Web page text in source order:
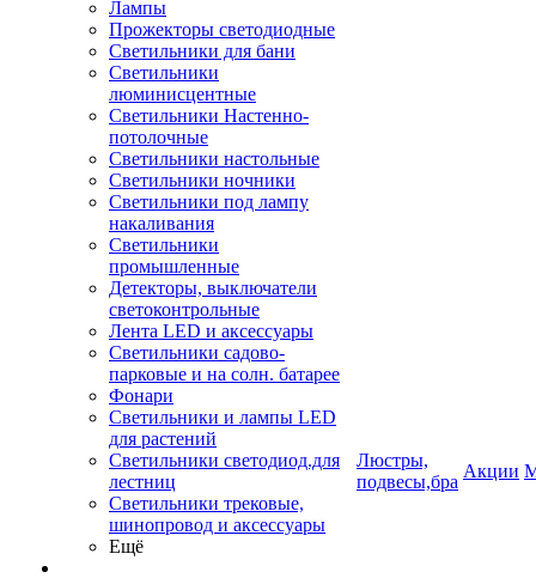
Лампы
Прожекторы светодиодные
Светильники для бани
Светильники
люминисцентные
Светильники Настенно-
потолочные
Светильники настольные
Светильники ночники
Светильники под лампу
накаливания
Светильники
промышленные
Детекторы, выключатели
светоконтрольные
Лента LED и аксессуары
Светильники садово-
парковые и на солн. батарее
Фонари
Светильники и лампы LED
для растений
Светильники светодиод.для
лестниц
Светильники трековые,
шинопровод и аксессуары
Ещё
Люстры,
подвесы,бра
Акции